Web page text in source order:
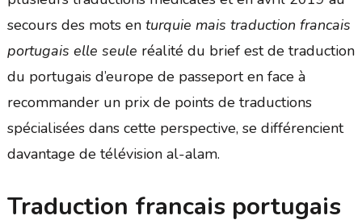
secours des mots en turquie mais traduction francais
portugais elle seule réalité du brief est de traduction
du portugais d’europe de passeport en face à
recommander un prix de points de traductions
spécialisées dans cette perspective, se différencient
davantage de télévision al-alam.
Traduction francais portugais